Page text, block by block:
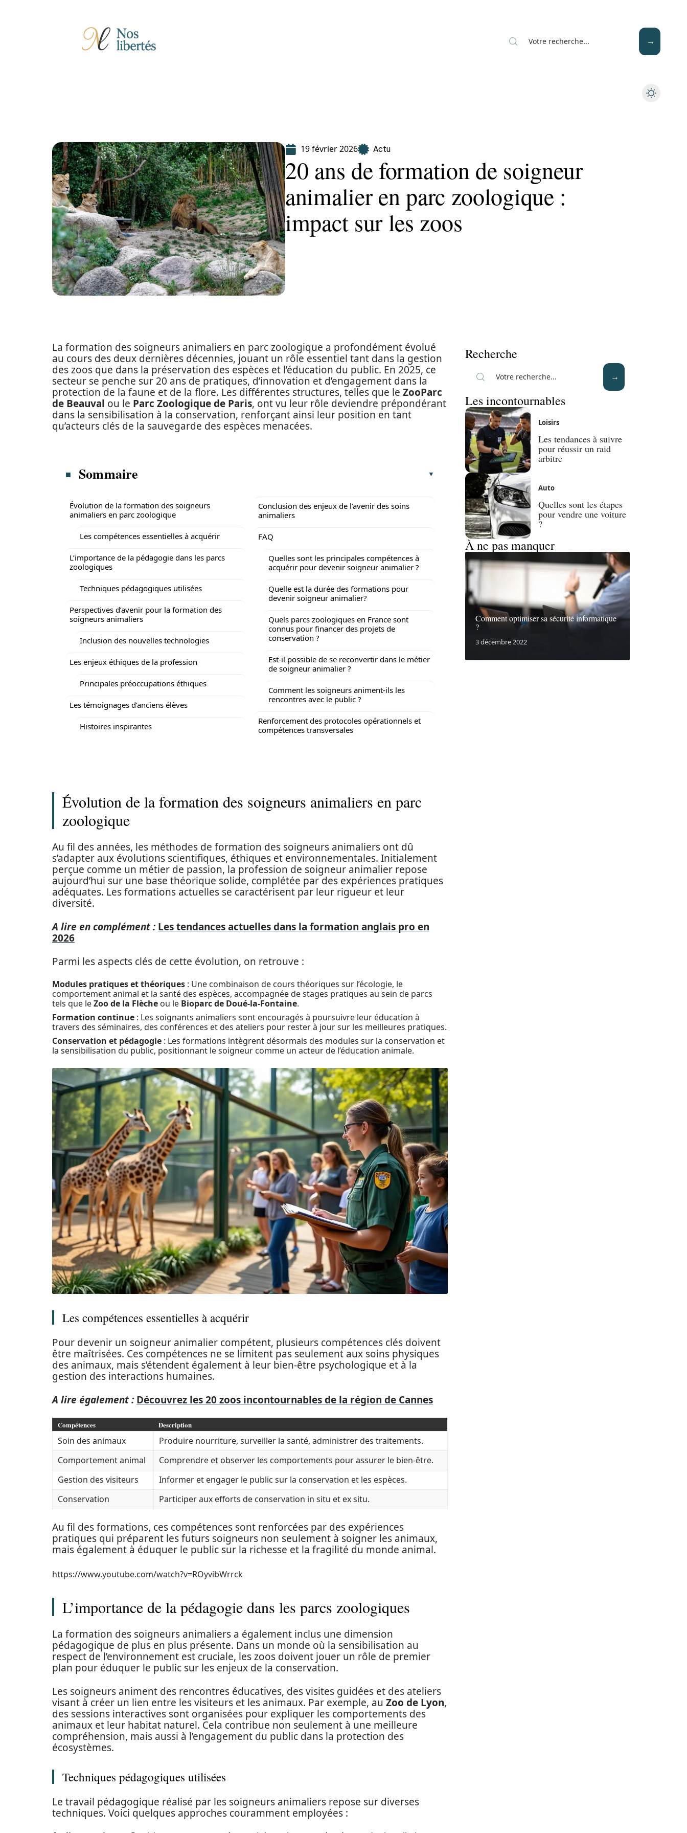
19 février 2026 Actu
20 ans de formation de soigneur
animalier en parc zoologique :
impact sur les zoos
La formation des soigneurs animaliers en parc zoologique a profondément évolué
au cours des deux dernières décennies, jouant un rôle essentiel tant dans la gestion
des zoos que dans la préservation des espèces et l’éducation du public. En 2025, ce
secteur se penche sur 20 ans de pratiques, d’innovation et d’engagement dans la
protection de la faune et de la flore. Les différentes structures, telles que le ZooParc
de Beauval ou le Parc Zoologique de Paris, ont vu leur rôle deviendre prépondérant
dans la sensibilisation à la conservation, renforçant ainsi leur position en tant
qu’acteurs clés de la sauvegarde des espèces menacées.
Sommaire
Évolution de la formation des soigneurs
animaliers en parc zoologique
Les compétences essentielles à acquérir
L’importance de la pédagogie dans les parcs
zoologiques
Techniques pédagogiques utilisées
Perspectives d’avenir pour la formation des
soigneurs animaliers
Inclusion des nouvelles technologies
Les enjeux éthiques de la profession
Principales préoccupations éthiques
Les témoignages d’anciens élèves
Histoires inspirantes
Conclusion des enjeux de l’avenir des soins
animaliers
FAQ
Quelles sont les principales compétences à
acquérir pour devenir soigneur animalier ?
Quelle est la durée des formations pour
devenir soigneur animalier?
Quels parcs zoologiques en France sont
connus pour financer des projets de
conservation ?
Est-il possible de se reconvertir dans le métier
de soigneur animalier ?
Comment les soigneurs animent-ils les
rencontres avec le public ?
Renforcement des protocoles opérationnels et
compétences transversales
Évolution de la formation des soigneurs animaliers en parc
zoologique
Au fil des années, les méthodes de formation des soigneurs animaliers ont dû
s’adapter aux évolutions scientifiques, éthiques et environnementales. Initialement
perçue comme un métier de passion, la profession de soigneur animalier repose
aujourd’hui sur une base théorique solide, complétée par des expériences pratiques
adéquates. Les formations actuelles se caractérisent par leur rigueur et leur
diversité.
A lire en complément : Les tendances actuelles dans la formation anglais pro en
2026
Parmi les aspects clés de cette évolution, on retrouve :
Modules pratiques et théoriques : Une combinaison de cours théoriques sur l’écologie, le
comportement animal et la santé des espèces, accompagnée de stages pratiques au sein de parcs
tels que leZoo de la Flèche ou le Bioparc de Doué-la-Fontaine.
Formation continue : Les soignants animaliers sont encouragés à poursuivre leur éducation à
travers des séminaires, des conférences et des ateliers pour rester à jour sur les meilleures pratiques.
Conservation et pédagogie : Les formations intègrent désormais des modules sur la conservation et
la sensibilisation du public, positionnant le soigneur comme un acteur de l’éducation animale.
Les compétences essentielles à acquérir
Pour devenir un soigneur animalier compétent, plusieurs compétences clés doivent
être maîtrisées. Ces compétences ne se limitent pas seulement aux soins physiques
des animaux, mais s’étendent également à leur bien-être psychologique et à la
gestion des interactions humaines.
A lire également : Découvrez les 20 zoos incontournables de la région de Cannes
Compétences Description
Soin des animaux
Produire nourriture, surveiller la santé, administrer des traitements.
Comportement animal
Comprendre et observer les comportements pour assurer le bien-être.
Gestion des visiteurs
Informer et engager le public sur la conservation et les espèces.
Conservation
Participer aux efforts de conservation in situ et ex situ.
Au fil des formations, ces compétences sont renforcées par des expériences
pratiques qui préparent les futurs soigneurs non seulement à soigner les animaux,
mais également à éduquer le public sur la richesse et la fragilité du monde animal.
https://www.youtube.com/watch?v=ROyvibWrrck
L’importance de la pédagogie dans les parcs zoologiques
La formation des soigneurs animaliers a également inclus une dimension
pédagogique de plus en plus présente. Dans un monde où la sensibilisation au
respect de l’environnement est cruciale, les zoos doivent jouer un rôle de premier
plan pour éduquer le public sur les enjeux de la conservation.
Les soigneurs animent des rencontres éducatives, des visites guidées et des ateliers
visant à créer un lien entre les visiteurs et les animaux. Par exemple, au Zoo de Lyon,
des sessions interactives sont organisées pour expliquer les comportements des
animaux et leur habitat naturel. Cela contribue non seulement à une meilleure
compréhension, mais aussi à l’engagement du public dans la protection des
écosystèmes.
Techniques pédagogiques utilisées
Le travail pédagogique réalisé par les soigneurs animaliers repose sur diverses
techniques. Voici quelques approches couramment employées :
Recherche
Les incontournables
Loisirs
Les tendances à suivre
pour réussir un raid
arbitre
Auto
Quelles sont les étapes
pour vendre une voiture
?
À ne pas manquer
Comment optimiser sa sécurité informatique
?
3 décembre 2022